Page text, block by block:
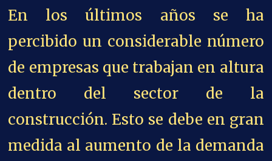
En los últimos años se ha
percibido un considerable número
de empresas que trabajan en altura
dentro del sector de la
construcción. Esto se debe en gran
medida al aumento de la demanda